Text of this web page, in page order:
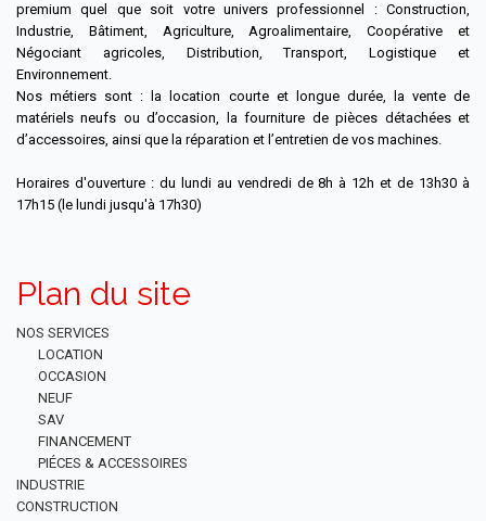
premium quel que soit votre univers professionnel : Construction,
Industrie, Bâtiment, Agriculture, Agroalimentaire, Coopérative et
Négociant agricoles, Distribution, Transport, Logistique et
Environnement.
Nos métiers sont : la location courte et longue durée, la vente de
matériels neufs ou d’occasion, la fourniture de pièces détachées et
d’accessoires, ainsi que la réparation et l’entretien de vos machines.
Horaires d'ouverture : du lundi au vendredi de 8h à 12h et de 13h30 à
17h15 (le lundi jusqu'à 17h30)
Plan du site
NOS SERVICES
LOCATION
OCCASION
NEUF
SAV
FINANCEMENT
PIÉCES & ACCESSOIRES
INDUSTRIE
CONSTRUCTION